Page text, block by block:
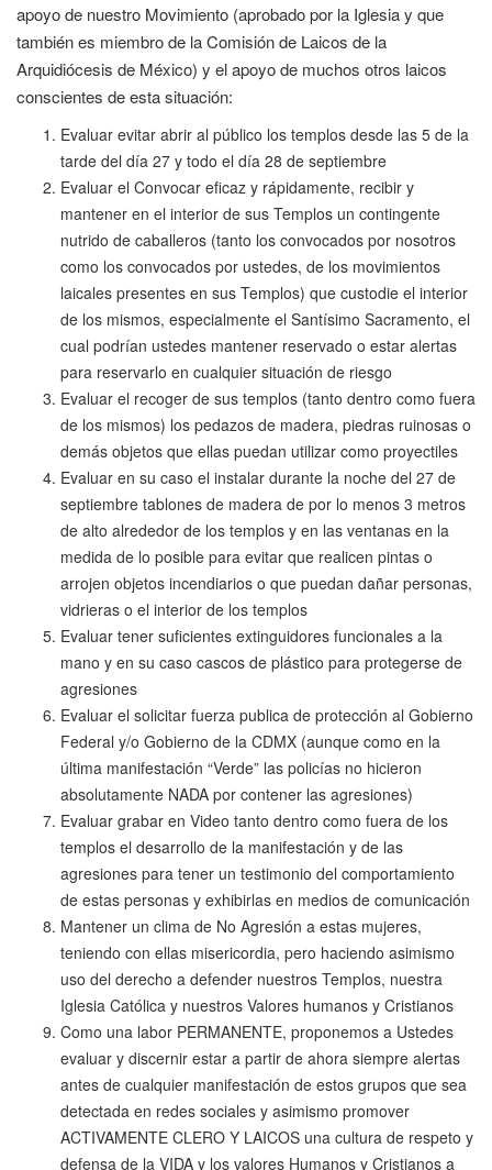
apoyo de nuestro Movimiento (aprobado por la Iglesia y que
también es miembro de la Comisión de Laicos de la
Arquidiócesis de México) y el apoyo de muchos otros laicos
conscientes de esta situación:
Evaluar evitar abrir al público los templos desde las 5 de la
tarde del día 27 y todo el día 28 de septiembre
Evaluar el Convocar eficaz y rápidamente, recibir y
mantener en el interior de sus Templos un contingente
nutrido de caballeros (tanto los convocados por nosotros
como los convocados por ustedes, de los movimientos
laicales presentes en sus Templos) que custodie el interior
de los mismos, especialmente el Santísimo Sacramento, el
cual podrían ustedes mantener reservado o estar alertas
para reservarlo en cualquier situación de riesgo
Evaluar el recoger de sus templos (tanto dentro como fuera
de los mismos) los pedazos de madera, piedras ruinosas o
demás objetos que ellas puedan utilizar como proyectiles
Evaluar en su caso el instalar durante la noche del 27 de
septiembre tablones de madera de por lo menos 3 metros
de alto alrededor de los templos y en las ventanas en la
medida de lo posible para evitar que realicen pintas o
arrojen objetos incendiarios o que puedan dañar personas,
vidrieras o el interior de los templos
Evaluar tener suficientes extinguidores funcionales a la
mano y en su caso cascos de plástico para protegerse de
agresiones
Evaluar el solicitar fuerza publica de protección al Gobierno
Federal y/o Gobierno de la CDMX (aunque como en la
última manifestación “Verde” las policías no hicieron
absolutamente NADA por contener las agresiones)
Evaluar grabar en Video tanto dentro como fuera de los
templos el desarrollo de la manifestación y de las
agresiones para tener un testimonio del comportamiento
de estas personas y exhibirlas en medios de comunicación
Mantener un clima de No Agresión a estas mujeres,
teniendo con ellas misericordia, pero haciendo asimismo
uso del derecho a defender nuestros Templos, nuestra
Iglesia Católica y nuestros Valores humanos y Cristianos
Como una labor PERMANENTE, proponemos a Ustedes
evaluar y discernir estar a partir de ahora siempre alertas
antes de cualquier manifestación de estos grupos que sea
detectada en redes sociales y asimismo promover
ACTIVAMENTE CLERO Y LAICOS una cultura de respeto y
defensa de la VIDA y los valores Humanos y Cristianos a